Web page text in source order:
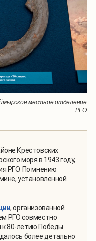
местное отделение
РГО
Крестовских
моря в 1943 году,
РГО. По мнению
установленной
, организованной
РГО совместно
к 80-летию Победы
более детально